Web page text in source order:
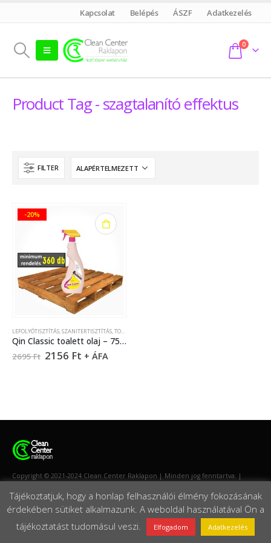
Kapcsolat Belépés ÁSZF Adatkezelés
0
Product Tag - szagtalanító effektus
FILTER
-20%
LEFOLYÓTISZTÍTÁS,SZANITERTISZTÍTÁS,TOALETT TISZTÍTÓ
Qin Classic toalett olaj – 750 ml
2695Ft 2156 Ft + ÁFA
Copyright © 2021-2024 Clean Center Raklapon | Minden jog fenntartva. |
Tájékoztatjuk, hogy a honlap felhasználói élmény fokozásának
érdekében sütiket alkalmazunk. A weboldal használatával Ön a
tájékoztatást tudomásul veszi.
Elfogadom Adatkezelés